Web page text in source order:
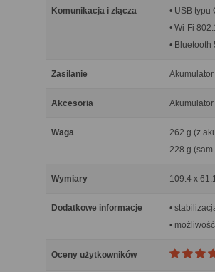
Komunikacja i złącza
• USB typu
• Wi-Fi
• Bluetooth
Zasilanie
Akcesoria
Waga
262 g (z
228 g (sam
Wymiary 109.4 x
Dodatkowe informacje
•
•
Oceny użytkowników